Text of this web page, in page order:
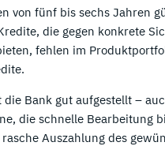
von fünf bis sechs Jahren
die gegen konkrete
fehlen im
Bank gut aufgestellt –
die schnelle Bearbeitung
Auszahlung des